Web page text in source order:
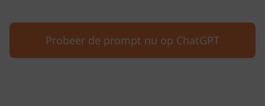
Probeer de prompt nu op ChatGPT